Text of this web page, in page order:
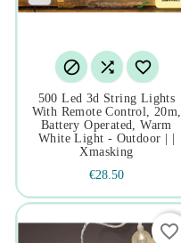
  
500 Led 3d String Lights
With Remote Control, 20m,
Battery Operated, Warm
White Light - Outdoor | |
Xmasking
€28.50
favorite_border